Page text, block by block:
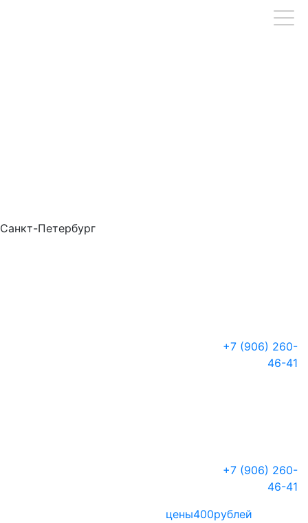
Санкт-Петербург
цены400рублей
+7 (906) 260-
46-41
+7 (906) 260-
46-41